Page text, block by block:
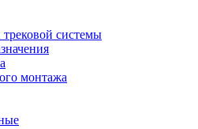
системы
монтажа